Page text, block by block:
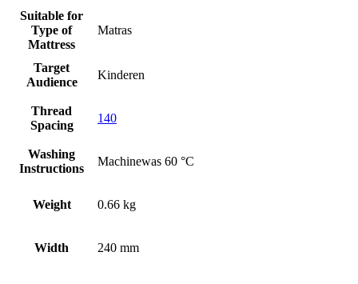
Suitable for
Type of
Mattress
Matras
Target
Audience
Kinderen
Thread
Spacing
140
Washing
Instructions
Machinewas 60 °C
Weight 0.66 kg
Width 240 mm